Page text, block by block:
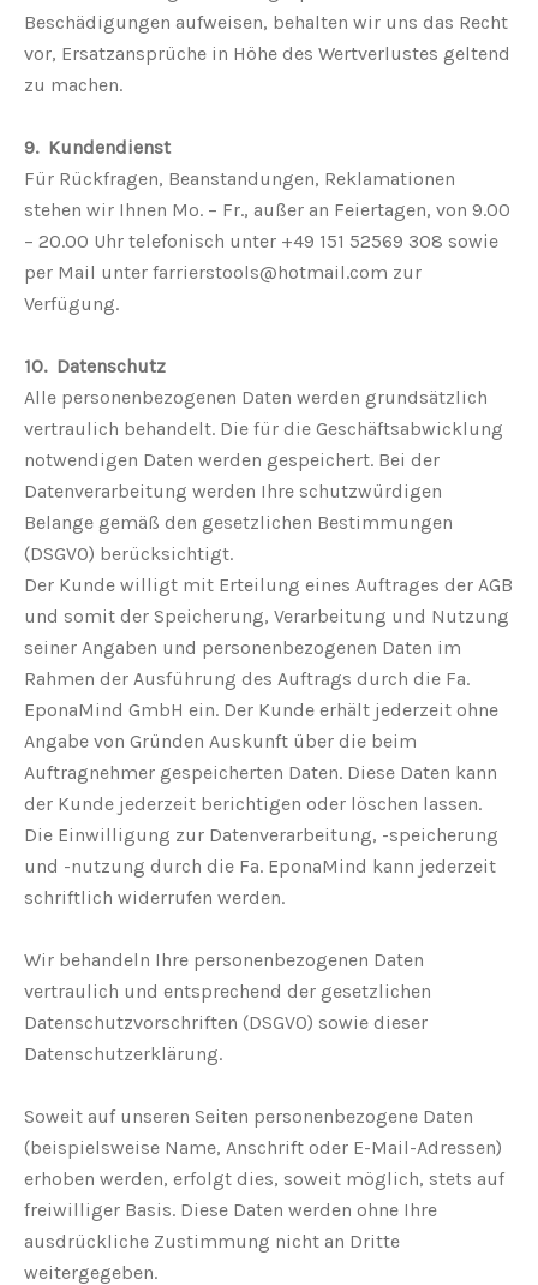
Beschädigungen aufweisen, behalten wir uns das Recht
vor, Ersatzansprüche in Höhe des Wertverlustes geltend
zu machen.
9. Kundendienst
Für Rückfragen, Beanstandungen, Reklamationen
stehen wir Ihnen Mo. – Fr., außer an Feiertagen, von 9.00
– 20.00 Uhr telefonisch unter +49 151 52569 308 sowie
per Mail unter farrierstools@hotmail.com zur
Verfügung.
10. Datenschutz
Alle personenbezogenen Daten werden grundsätzlich
vertraulich behandelt. Die für die Geschäftsabwicklung
notwendigen Daten werden gespeichert. Bei der
Datenverarbeitung werden Ihre schutzwürdigen
Belange gemäß den gesetzlichen Bestimmungen
(DSGVO) berücksichtigt.
Der Kunde willigt mit Erteilung eines Auftrages der AGB
und somit der Speicherung, Verarbeitung und Nutzung
seiner Angaben und personenbezogenen Daten im
Rahmen der Ausführung des Auftrags durch die Fa.
EponaMind GmbH ein. Der Kunde erhält jederzeit ohne
Angabe von Gründen Auskunft über die beim
Auftragnehmer gespeicherten Daten. Diese Daten kann
der Kunde jederzeit berichtigen oder löschen lassen.
Die Einwilligung zur Datenverarbeitung, -speicherung
und -nutzung durch die Fa. EponaMind kann jederzeit
schriftlich widerrufen werden.
Wir behandeln Ihre personenbezogenen Daten
vertraulich und entsprechend der gesetzlichen
Datenschutzvorschriften (DSGVO) sowie dieser
Datenschutzerklärung.
Soweit auf unseren Seiten personenbezogene Daten
(beispielsweise Name, Anschrift oder E-Mail-Adressen)
erhoben werden, erfolgt dies, soweit möglich, stets auf
freiwilliger Basis. Diese Daten werden ohne Ihre
ausdrückliche Zustimmung nicht an Dritte
weitergegeben.